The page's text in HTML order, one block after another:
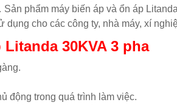
phẩm máy biến áp và ổn áp
cho các công ty, nhà máy, xí
Litanda30KVA 3 pha
động trong quá trình làm việc.